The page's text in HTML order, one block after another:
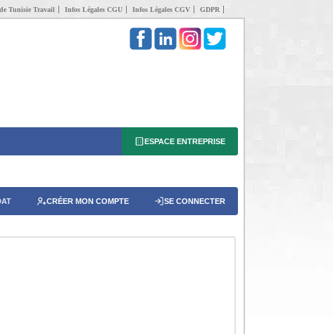
Tunisie Travail Infos Légales CGU Infos Légales CGV GDPR
ESPACE ENTREPRISE
CRÉER MON COMPTE SE CONNECTER